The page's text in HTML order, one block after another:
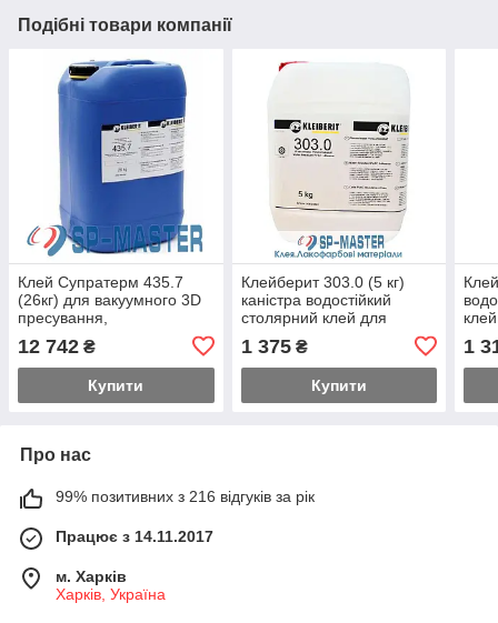
Подібні товари компанії
Клей Супратерм 435.7
(26кг) для вакуумного 3D
пресування,
Клейберит (Kleiberit)
12 742 ₴
Купити
Клейберит 303.0 (5 кг)
каністра водостійкий
столярний клей для
ПВА D3 D3 Kleiberit
1 375₴
Купити
1
Про нас
99% позитивних з 216 відгуків за рік
Працює з 14.11.2017
м. Харків
Харків, Україна